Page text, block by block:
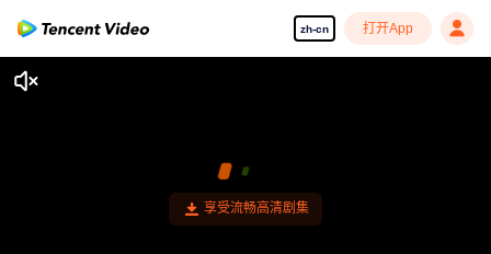
zh-cn 打开App
享受流畅高清剧集